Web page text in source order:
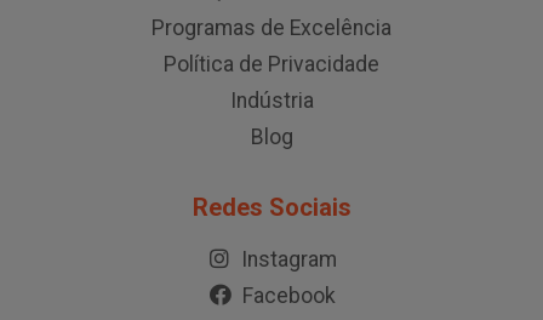
Programas de Excelência
Política de Privacidade
Indústria
Blog
Redes Sociais
Instagram
Facebook